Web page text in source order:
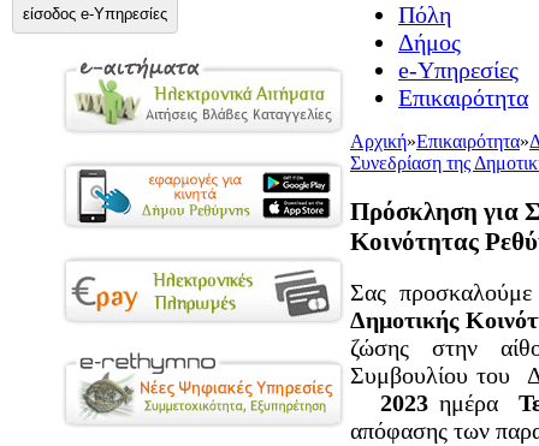
είσοδος e-Υπηρεσίες
Πόλη
Δήμος
e-Υπηρεσίες
Επικαιρότητα
Αρχική»Επικαιρότητα»
Συνεδρίαση της
Πρόσκληση για
Κοινότητας
Σας
Δημοτικής
ζώσης στην
Συμβουλίου του
2023 ημέρα
απόφασης των